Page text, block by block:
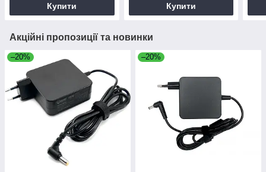
Купити Купити
Акційні пропозиції та новинки
–20% –20%